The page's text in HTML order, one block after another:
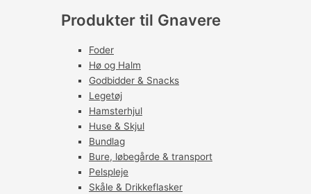
Produkter til Gnavere
Foder
Hø og Halm
Godbidder & Snacks
Legetøj
Hamsterhjul
Huse & Skjul
Bundlag
Bure, løbegårde & transport
Pelspleje
Skåle & Drikkeflasker